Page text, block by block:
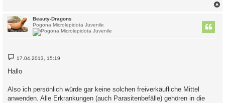
Beauty-Dragons
Pogona Microlepidota Juvenile
B
e
i
t
g
17.04.2013, 15:19
Hallo
Also ich persönlich würde gar keine solchen freiverkäufliche Mittel
anwenden. Alle Erkrankungen (auch Parasitenbefälle) gehören in die